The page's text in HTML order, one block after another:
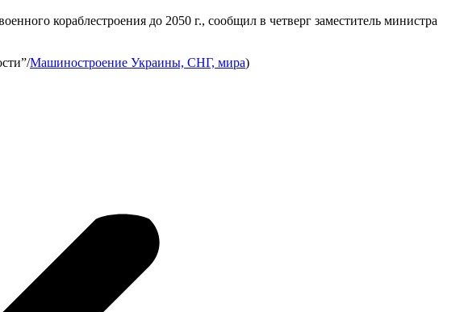
кораблестроения до 2050 г., сообщил в четверг заместитель министра
Машиностроение Украины, СНГ, мира)